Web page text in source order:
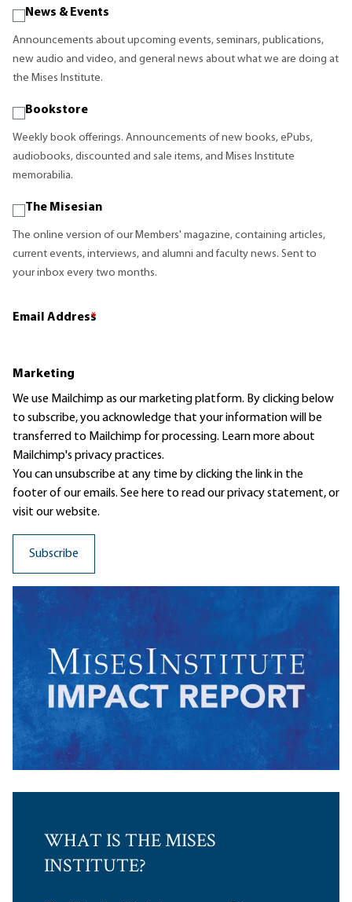
News & Events
Announcements about upcoming events, seminars, publications,
new audio and video, and general news about what we are doing at
the Mises Institute.
Bookstore
Weekly book offerings. Announcements of new books, ePubs,
audiobooks, discounted and sale items, and Mises Institute
memorabilia.
The Misesian
The online version of our Members' magazine, containing articles,
current events, interviews, and alumni and faculty news. Sent to
your inbox every two months.
Email Address
*
Marketing
We use Mailchimp as our marketing platform. By clicking below
to subscribe, you acknowledge that your information will be
transferred to Mailchimp for processing. Learn moreabout
Mailchimp's privacy practices.
You can unsubscribe at any time by clicking the link in the
footer of our emails. See here to read ourprivacy statement, or
visit our website.
WHAT IS THE MISES
INSTITUTE?